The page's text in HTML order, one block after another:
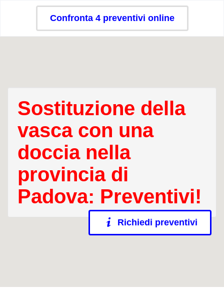
Confronta 4 preventivi online
Sostituzione della
vasca con una
doccia nella
provincia di
Padova: Preventivi!
Richiedi preventivi